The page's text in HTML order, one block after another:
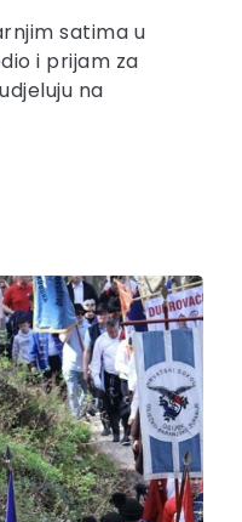
satima u
i prijam za
na